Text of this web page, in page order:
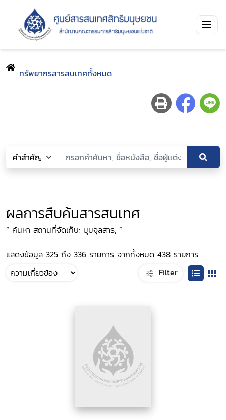
ทรัพยากรสารสนเทศทั้งหมด
ผลการสืบค้นสารสนเทศ
“ ค้นหา สถานที่จัดเก็บ: มุมจุลสาร, ”
แสดงข้อมูล 325 ถึง 336 รายการ จากทั้งหมด 438 รายการ
Filter